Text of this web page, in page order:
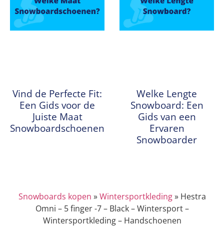
Vind de Perfecte Fit:
Een Gids voor de
Juiste Maat
Snowboardschoenen
Welke Lengte
Snowboard: Een
Gids van een
Ervaren
Snowboarder
Snowboards kopen »Wintersportkleding» Hestra
Omni – 5 finger -7 – Black – Wintersport –
Wintersportkleding – Handschoenen